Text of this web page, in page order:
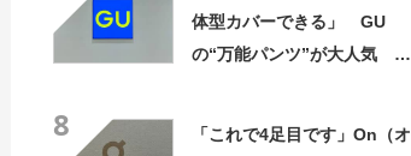
体型カバーできる」 GU
の“万能パンツ”が大人気
8
「これで4足目です」On（オ